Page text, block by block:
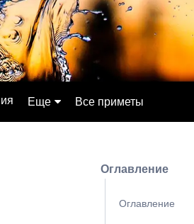
Еще
Физические явления
Все приметы
Оглавление
Оглавление